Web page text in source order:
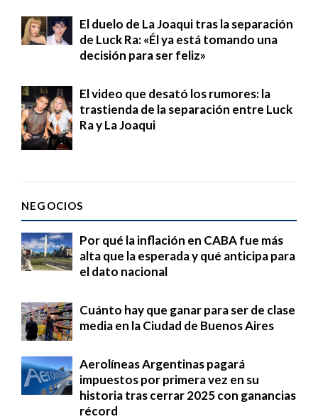
El duelo de La Joaqui tras la separación
de Luck Ra: «Él ya está tomando una
decisión para ser feliz»
El video que desató los rumores: la
trastienda de la separación entre Luck
Ra y La Joaqui
NEGOCIOS
Por qué la inflación en CABA fue más
alta que la esperada y qué anticipa para
el dato nacional
Cuánto hay que ganar para ser de clase
media en la Ciudad de Buenos Aires
Aerolíneas Argentinas pagará
impuestos por primera vez en su
historia tras cerrar 2025 con ganancias
récord